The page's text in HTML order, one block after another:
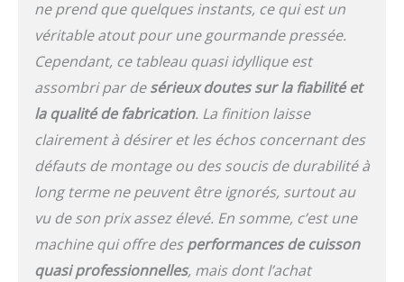
ne prend que quelques instants, ce qui est un
véritable atout pour une gourmande pressée.
Cependant, ce tableau quasi idyllique est
assombri par desérieux doutes sur la fiabilité et
la qualité de fabrication. La finition laisse
clairement à désirer et les échos concernant des
défauts de montage ou des soucis de durabilité à
long terme ne peuvent être ignorés, surtout au
vu de son prix assez élevé. En somme, c’est une
machine qui offre desperformances de cuisson
quasi professionnelles, mais dont l’achat